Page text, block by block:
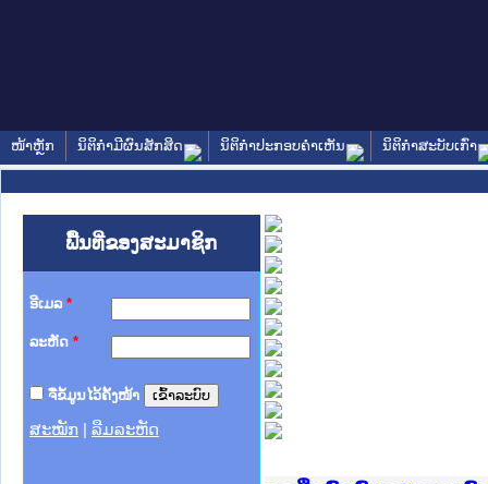
ໜ້າຫຼັກ ນິຕິກໍາມີຜົນສັກສິດ ນິຕິກໍາປະກອບຄໍາເຫັນ ນິຕິກໍາສະບັບເກົ່າ
ພື້ນທີ່ຂອງສະມາຊິກ
ອີເມລ *
ລະຫັດ *
ຈື່ຂໍ້ມູນໄວ້ຄັ້ງໜ້າ
ສະໝັກ ລືມລະຫັດ